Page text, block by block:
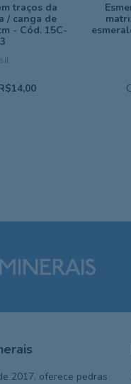
traços da
/ canga de
- Cód. 15C-
2017, oferece pedras